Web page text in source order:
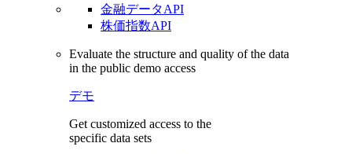
金融データAPI
株価指数API
Evaluate the structure and quality of the data
in the public demo access
デモ
Get customized access to the
specific data sets